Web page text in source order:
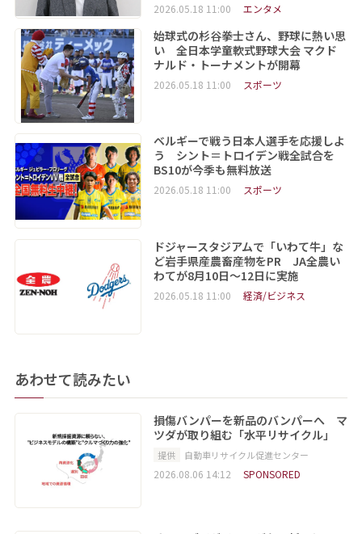
2026.05.18 11:00 エンタメ
始球式の杉谷拳士さん、野球に熱い思
い 全日本学童軟式野球大会 マクド
ナルド・トーナメントが開幕
2026.05.18 11:00 スポーツ
ベルギーで戦う日本人選手を応援しよ
う シント＝トロイデン戦全試合を
BS10が今季も無料放送
2026.05.18 11:00 スポーツ
ドジャースタジアムで「いわて牛」な
ど岩手県産農畜産物をPR JA全農い
わてが8月10日～12日に実施
2026.05.18 11:00 経済/ビジネス
あわせて読みたい
損傷バンパーを新品のバンパーへ マ
ツダが取り組む「水平リサイクル」
提供 自動車リサイクル促進センター
2026.08.06 14:12 SPONSORED